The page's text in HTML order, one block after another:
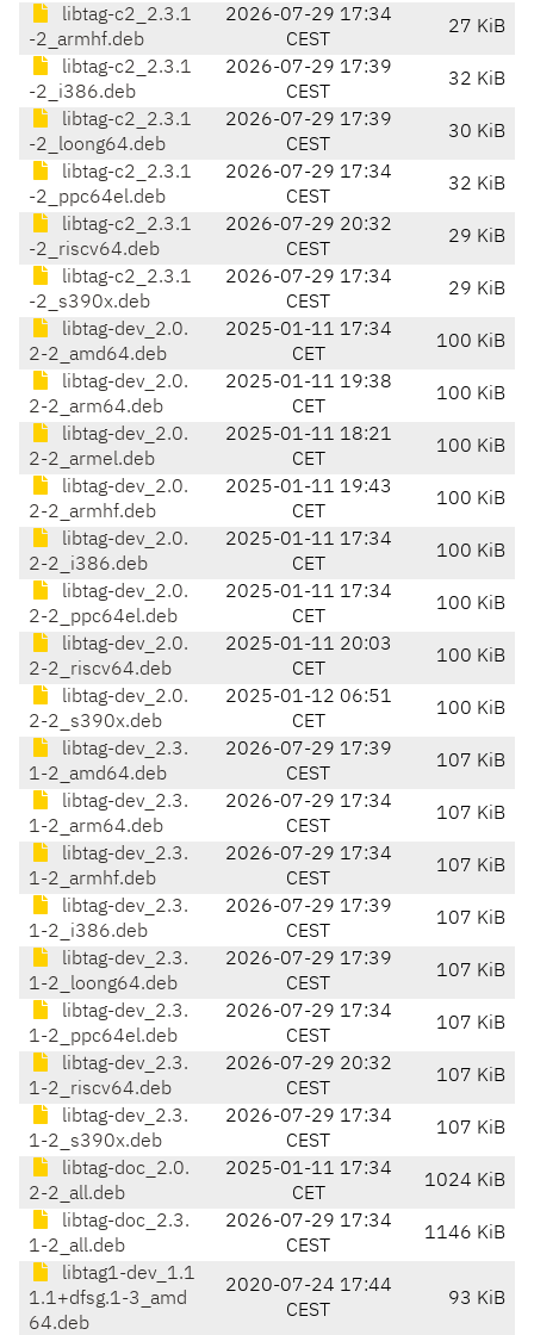
libtag-c2_2.3.1
-2_armhf.deb
2026-07-29 17:34
CEST
27 KiB
libtag-c2_2.3.1
-2_i386.deb
2026-07-29 17:39
CEST
32 KiB
libtag-c2_2.3.1
-2_loong64.deb
2026-07-29 17:39
CEST
30 KiB
libtag-c2_2.3.1
-2_ppc64el.deb
2026-07-29 17:34
CEST
32 KiB
libtag-c2_2.3.1
-2_riscv64.deb
2026-07-29 20:32
CEST
29 KiB
libtag-c2_2.3.1
-2_s390x.deb
2026-07-29 17:34
CEST
29 KiB
libtag-dev_2.0.
2-2_amd64.deb
2025-01-11 17:34
CET
100 KiB
libtag-dev_2.0.
2-2_arm64.deb
2025-01-11 19:38
CET
100 KiB
libtag-dev_2.0.
2-2_armel.deb
2025-01-11 18:21
CET
100 KiB
libtag-dev_2.0.
2-2_armhf.deb
2025-01-11 19:43
CET
100 KiB
libtag-dev_2.0.
2-2_i386.deb
2025-01-11 17:34
CET
100 KiB
libtag-dev_2.0.
2-2_ppc64el.deb
2025-01-11 17:34
CET
100 KiB
libtag-dev_2.0.
2-2_riscv64.deb
2025-01-11 20:03
CET
100 KiB
libtag-dev_2.0.
2-2_s390x.deb
2025-01-12 06:51
CET
100 KiB
libtag-dev_2.3.
1-2_amd64.deb
2026-07-29 17:39
CEST
107 KiB
libtag-dev_2.3.
1-2_arm64.deb
2026-07-29 17:34
CEST
107 KiB
libtag-dev_2.3.
1-2_armhf.deb
2026-07-29 17:34
CEST
107 KiB
libtag-dev_2.3.
1-2_i386.deb
2026-07-29 17:39
CEST
107 KiB
libtag-dev_2.3.
1-2_loong64.deb
2026-07-29 17:39
CEST
107 KiB
libtag-dev_2.3.
1-2_ppc64el.deb
2026-07-29 17:34
CEST
107 KiB
libtag-dev_2.3.
1-2_riscv64.deb
2026-07-29 20:32
CEST
107 KiB
libtag-dev_2.3.
1-2_s390x.deb
2026-07-29 17:34
CEST
107 KiB
libtag-doc_2.0.
2-2_all.deb
2025-01-11 17:34
CET
1024 KiB
libtag-doc_2.3.
1-2_all.deb
2026-07-29 17:34
CEST
1146 KiB
libtag1-dev_1.1
1.1+dfsg.1-3_amd
64.deb
2020-07-24 17:44
CEST
93 KiB